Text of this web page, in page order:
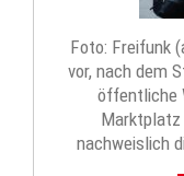
Foto: Freifunk
vor, nach dem
öffentliche
Marktplatz
nachweislich